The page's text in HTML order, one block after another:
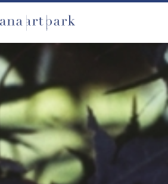
가나아트파크
전시
어린이 체험
작품소개